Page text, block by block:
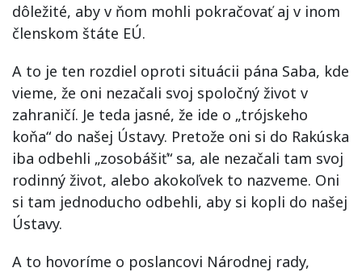
dôležité, aby v ňom mohli pokračovať aj v inom
členskom štáte EÚ.
A to je ten rozdiel oproti situácii pána Saba, kde
vieme, že oni nezačali svoj spoločný život v
zahraničí. Je teda jasné, že ide o „trójskeho
koňa“ do našej Ústavy. Pretože oni si do Rakúska
iba odbehli „zosobášiť“ sa, ale nezačali tam svoj
rodinný život, alebo akokoľvek to nazveme. Oni
si tam jednoducho odbehli, aby si kopli do našej
Ústavy.
A to hovoríme o poslancovi Národnej rady,